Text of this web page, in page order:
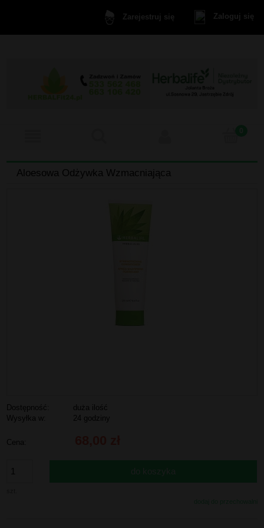
Zarejestruj się Zaloguj się
Aloesowa Odżywka Wzmacniająca
Dostępność:
duża ilość
Wysyłka w:
24 godziny
Cena: